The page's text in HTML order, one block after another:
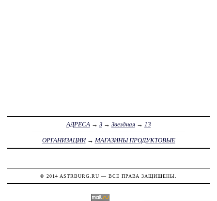
АДРЕСА→ З→ Звездная→ 13
ОРГАНИЗАЦИИ→ МАГАЗИНЫ ПРОДУКТОВЫЕ
© 2014 ASTRBURG.RU — ВСЕ ПРАВА ЗАЩИЩЕНЫ.